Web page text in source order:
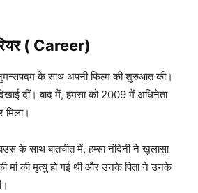
( Career)
के साथ अपनी फिल्म की शुरुआत की।
दीं। बाद में, हमसा को 2009 में अधिनेता
के साथ बातचीत में, हम्सा नंदिनी ने खुलासा
मां की मृत्यु हो गई थी और उनके पिता ने उनके